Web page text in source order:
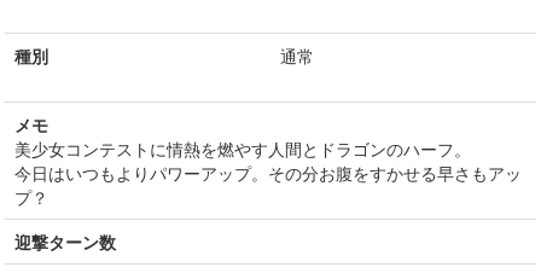
種別 通常
メモ
美少女コンテストに情熱を燃やす人間とドラゴンのハーフ。
今日はいつもよりパワーアップ。その分お腹をすかせる早さもアッ
プ？
迎撃ターン数